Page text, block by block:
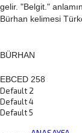
gelir. "Belgit."
Bürhan kelimesi
BÜRHAN
EBCED 258
Default 2
Default 4
Default 5